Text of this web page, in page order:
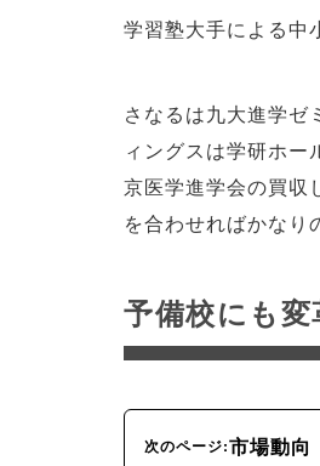
学習塾大手による中
さなるは九大進学
ィングスは学研ホ
京医学進学会の買収
を合わせればかなり
予備校にも変
次のページ:市場動向